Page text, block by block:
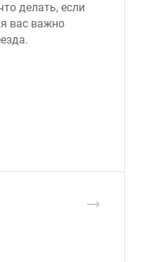
делать, если
вас важно